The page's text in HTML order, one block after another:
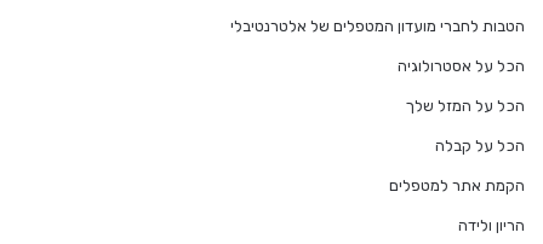
הטבות לחברי מועדון המטפלים של אלטרנטיבלי
הכל על אסטרולוגיה
הכל על המזל שלך
הכל על קבלה
הקמת אתר למטפלים
הריון ולידה